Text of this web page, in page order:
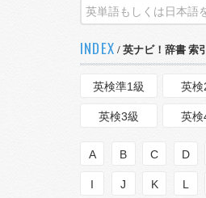
INDEX / 英ナビ！辞書 索引
英検準1級 英検
英検3級 英検
A B C D
I J K L